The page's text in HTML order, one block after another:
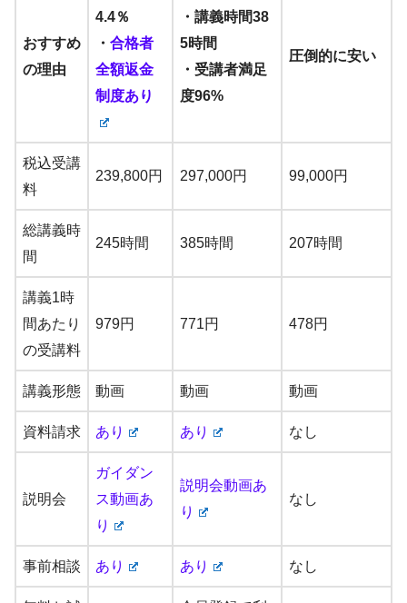
おすすめ
の理由
4.4％
・ 合格者
全額返金
制度あり
・講義時間38
5時間
・受講者満足
度96%
圧倒的に安い
税込受講
料
239,800円 297,000円 99,000円
総講義時
間
245時間 385時間 207時間
講義1時
間あたり
の受講料
979円 771円 478円
講義形態 動画 動画 動画
資料請求 あり あり なし
説明会
ガイダン
ス動画あ
り
説明会動画あ
り
なし
事前相談 あり あり なし